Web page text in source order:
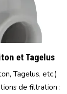
et Tagelus
Tagelus, etc.)
de filtration :